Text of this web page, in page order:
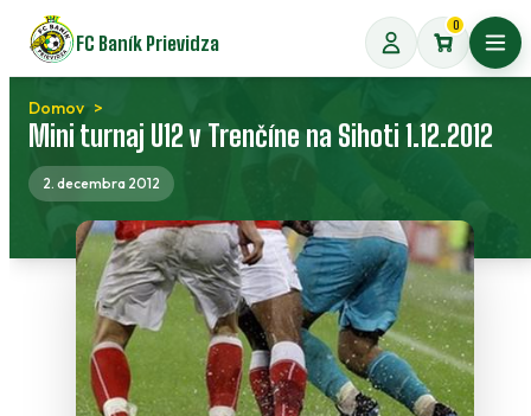
Preskočiť
na
obsah
FC Baník Prievidza
0
Domov
Mini turnaj U12 v Trenčíne na Sihoti 1.12.2012
2. decembra 2012